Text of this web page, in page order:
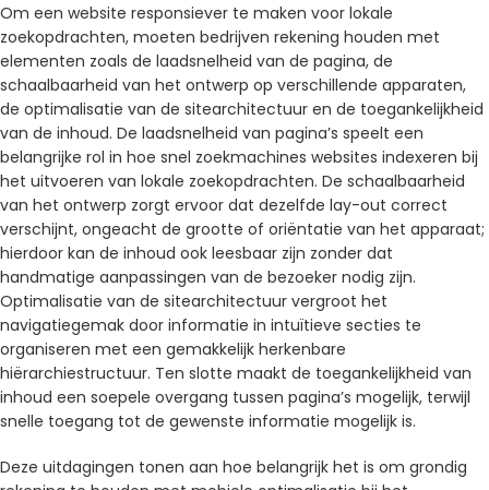
Om een ​​website responsiever te maken voor lokale
zoekopdrachten, moeten bedrijven rekening houden met
elementen zoals de laadsnelheid van de pagina, de
schaalbaarheid van het ontwerp op verschillende apparaten,
de optimalisatie van de sitearchitectuur en de toegankelijkheid
van de inhoud. De laadsnelheid van pagina’s speelt een
belangrijke rol in hoe snel zoekmachines websites indexeren bij
het uitvoeren van lokale zoekopdrachten. De schaalbaarheid
van het ontwerp zorgt ervoor dat dezelfde lay-out correct
verschijnt, ongeacht de grootte of oriëntatie van het apparaat;
hierdoor kan de inhoud ook leesbaar zijn zonder dat
handmatige aanpassingen van de bezoeker nodig zijn.
Optimalisatie van de sitearchitectuur vergroot het
navigatiegemak door informatie in intuïtieve secties te
organiseren met een gemakkelijk herkenbare
hiërarchiestructuur. Ten slotte maakt de toegankelijkheid van
inhoud een soepele overgang tussen pagina’s mogelijk, terwijl
snelle toegang tot de gewenste informatie mogelijk is.
Deze uitdagingen tonen aan hoe belangrijk het is om grondig